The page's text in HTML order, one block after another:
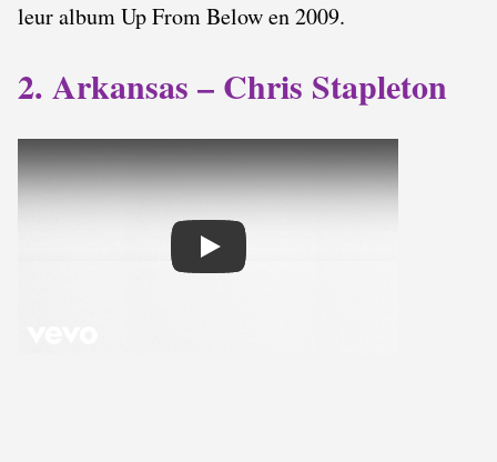
leur album Up From Below en 2009.
2. Arkansas – Chris Stapleton
Play